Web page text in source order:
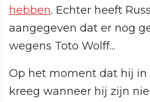
hebben. Echter heeft
aangegeven dat er nog
wegens Toto Wolff...
Op het moment dat hij in
kreeg wanneer hij zijn